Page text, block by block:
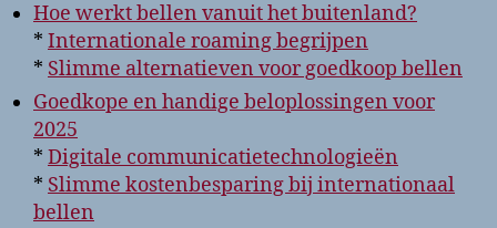
Hoe werkt bellen vanuit het buitenland?
* Internationale roaming begrijpen
* Slimme alternatieven voor goedkoop bellen
Goedkope en handige beloplossingen voor
2025
* Digitale communicatietechnologieën
* Slimme kostenbesparing bij internationaal
bellen